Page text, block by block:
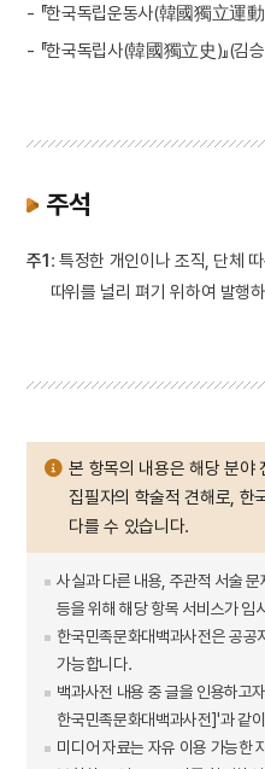
- 『한국독립운동사(韓國獨立運
- 『한국독립사(韓國獨立史)』(김
주석
주1: 특정한 개인이나 조직, 단체
따위를 널리 펴기 위하여 발행
본 항목의 내용은 해당 분야
집필자의 학술적 견해로, 한
다를 수 있습니다.
사실과 다른 내용, 주관적 서술
등을 위해 해당 항목 서비스가 임
한국민족문화대백과사전은 공공
가능합니다.
백과사전 내용 중 글을 인용하고
한국민족문화대백과사전]'과 같
미디어 자료는 자유 이용 가능한